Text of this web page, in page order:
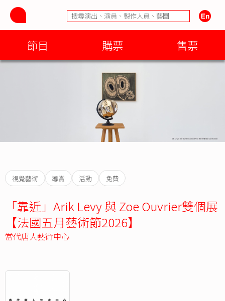
節目 購票 售票
視覺藝術 導賞 活動 免費
「靠近」Arik Levy 與 Zoe Ouvrier雙個展
【法國五月藝術節2026】
當代唐⼈藝術中⼼